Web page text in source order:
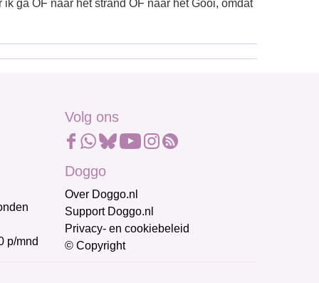
ga OF naar het strand OF naar het Gooi, omdat
p/mnd
Volg ons
Doggo
Over Doggo.nl
Support Doggo.nl
Privacy- en cookiebeleid
© Copyright